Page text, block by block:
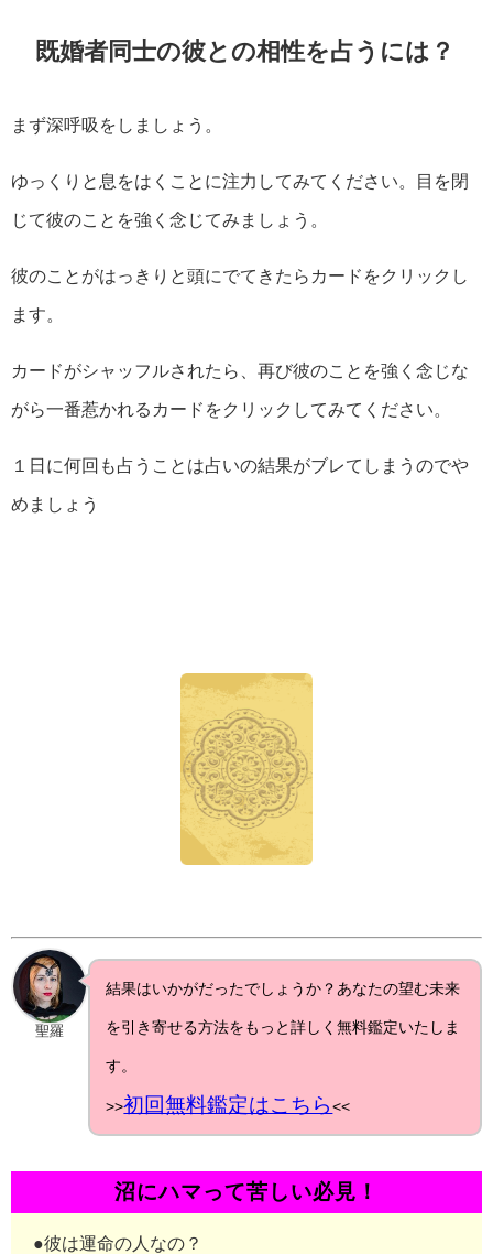
既婚者同士の彼との相性を占うには？
まず深呼吸をしましょう。
ゆっくりと息をはくことに注力してみてください。目を閉
じて彼のことを強く念じてみましょう。
彼のことがはっきりと頭にでてきたらカードをクリックし
ます。
カードがシャッフルされたら、再び彼のことを強く念じな
がら一番惹かれるカードをクリックしてみてください。
１日に何回も占うことは占いの結果がブレてしまうのでや
めましょう
聖羅
結果はいかがだったでしょうか？あなたの望む未来
を引き寄せる方法をもっと詳しく無料鑑定いたしま
す。
>>初回無料鑑定はこちら<<
沼にハマって苦しい必見！
●彼は運命の人なの？